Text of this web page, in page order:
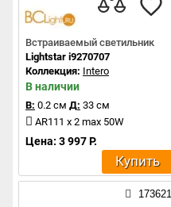
Встраиваемый светильник
Lightstar i9270707
Коллекция: Intero
В наличии
В: 0.2 см Д: 33 см
AR111 x 2 max 50W
Цена: 3 997 Р.
Купить
173621